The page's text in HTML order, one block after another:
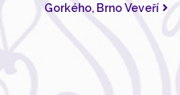
Gorkého, Brno Veveří